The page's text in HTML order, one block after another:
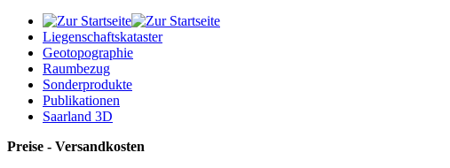
Liegenschaftskataster
Geotopographie
Raumbezug
Sonderprodukte
Publikationen
Saarland 3D
Preise - Versandkosten